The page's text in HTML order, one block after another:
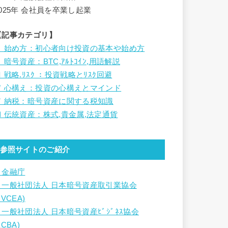
年 会社員を卒業し起業
記事カテゴリ】
始め方：初心者向け投資の基本や始め方
暗号資産：BTC,ｱﾙﾄｺｲﾝ,用語解説
戦略.ﾘｽｸ ：投資戦略とﾘｽｸ回避
心構え：投資の心構えとマインド
納税：暗号資産に関する税知識
伝統資産：株式,貴金属,法定通貨
参照サイトのご紹介
金融庁
一般社団法人 日本暗号資産取引業協会
一般社団法人 日本暗号資産ﾋﾞｼﾞﾈｽ協会